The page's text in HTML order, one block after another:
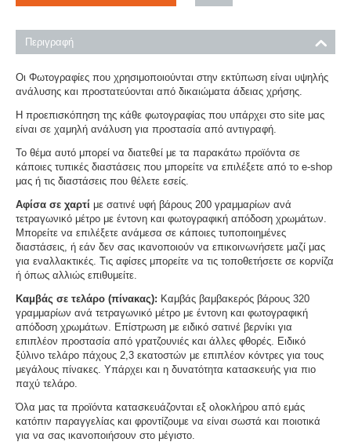
Περιγραφή
Οι Φωτογραφίες που χρησιμοποιούνται στην εκτύπωση είναι υψηλής
ανάλυσης και προστατεύονται από δικαιώματα άδειας χρήσης.
Η προεπισκόπηση της κάθε φωτογραφίας που υπάρχει στο site μας
είναι σε χαμηλή ανάλυση για προστασία από αντιγραφή.
Το θέμα αυτό μπορεί να διατεθεί με τα παρακάτω προϊόντα σε
κάποιες τυπικές διαστάσεις που μπορείτε να επιλέξετε από το e-shop
μας ή τις διαστάσεις που θέλετε εσείς.
Αφίσα σε χαρτί με σατινέ υφή βάρους 200 γραμμαρίων ανά
τετραγωνικό μέτρο με έντονη και φωτογραφική απόδοση χρωμάτων.
Μπορείτε να επιλέξετε ανάμεσα σε κάποιες τυποποιημένες
διαστάσεις, ή εάν δεν σας ικανοποιούν να επικοινωνήσετε μαζί μας
για εναλλακτικές. Τις αφίσες μπορείτε να τις τοποθετήσετε σε κορνίζα
ή όπως αλλιώς επιθυμείτε.
Καμβάς σε τελάρο (πίνακας): Καμβάς βαμβακερός βάρους 320
γραμμαρίων ανά τετραγωνικό μέτρο με έντονη και φωτογραφική
απόδοση χρωμάτων. Επίστρωση με ειδικό σατινέ βερνίκι για
επιπλέον προστασία από γρατζουνιές και άλλες φθορές. Ειδικό
ξύλινο τελάρο πάχους 2,3 εκατοστών με επιπλέον κόντρες για τους
μεγάλους πίνακες. Υπάρχει και η δυνατότητα κατασκευής για πιο
παχύ τελάρο.
Όλα μας τα προϊόντα κατασκευάζονται εξ ολοκλήρου από εμάς
κατόπιν παραγγελίας και φροντίζουμε να είναι σωστά και ποιοτικά
για να σας ικανοποιήσουν στο μέγιστο.